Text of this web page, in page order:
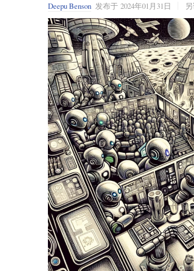
Deepu Benson 发布于 2024年01月31日